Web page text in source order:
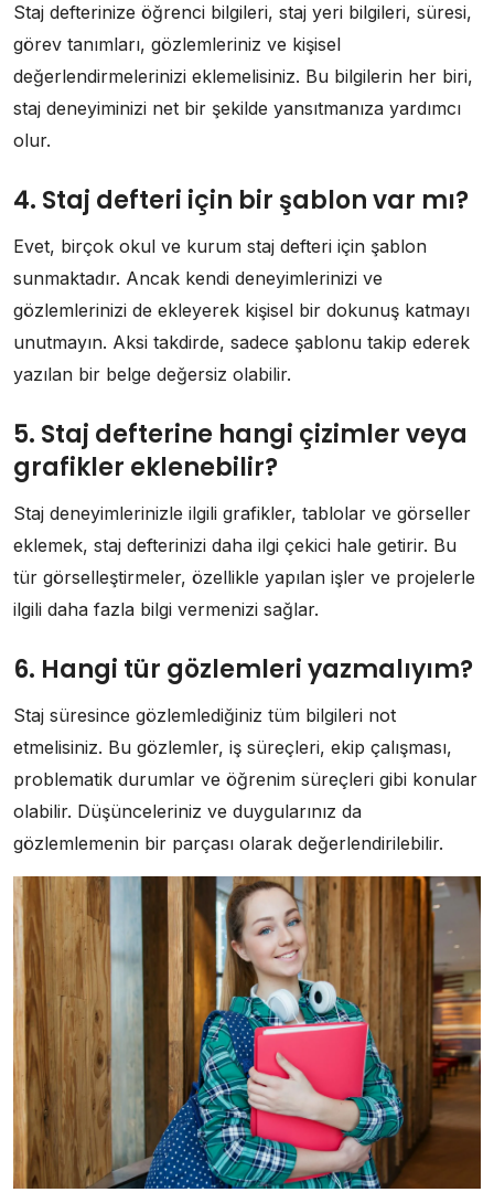
Staj defterinize öğrenci bilgileri, staj yeri bilgileri, süresi,
görev tanımları, gözlemleriniz ve kişisel
değerlendirmelerinizi eklemelisiniz. Bu bilgilerin her biri,
staj deneyiminizi net bir şekilde yansıtmanıza yardımcı
olur.
4. Staj defteri için bir şablon var mı?
Evet, birçok okul ve kurum staj defteri için şablon
sunmaktadır. Ancak kendi deneyimlerinizi ve
gözlemlerinizi de ekleyerek kişisel bir dokunuş katmayı
unutmayın. Aksi takdirde, sadece şablonu takip ederek
yazılan bir belge değersiz olabilir.
5. Staj defterine hangi çizimler veya
grafikler eklenebilir?
Staj deneyimlerinizle ilgili grafikler, tablolar ve görseller
eklemek, staj defterinizi daha ilgi çekici hale getirir. Bu
tür görselleştirmeler, özellikle yapılan işler ve projelerle
ilgili daha fazla bilgi vermenizi sağlar.
6. Hangi tür gözlemleri yazmalıyım?
Staj süresince gözlemlediğiniz tüm bilgileri not
etmelisiniz. Bu gözlemler, iş süreçleri, ekip çalışması,
problematik durumlar ve öğrenim süreçleri gibi konular
olabilir. Düşünceleriniz ve duygularınız da
gözlemlemenin bir parçası olarak değerlendirilebilir.